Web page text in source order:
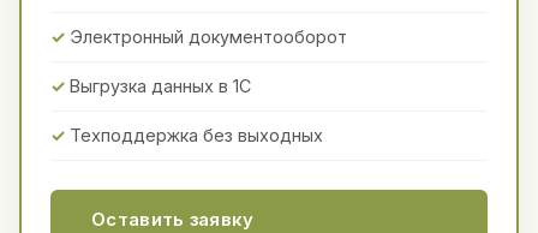
Электронный документооборот
Выгрузка данных в 1С
Техподдержка без выходных
Оставить заявку